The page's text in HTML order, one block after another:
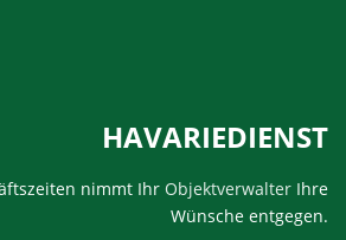
HAVARIEDIENST
nimmt Ihr Objektverwalter Ihre
Wünsche entgegen.